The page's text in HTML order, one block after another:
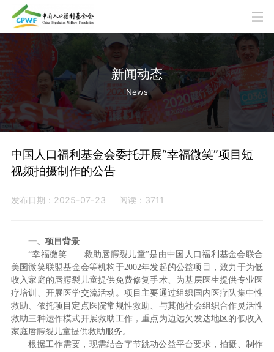
新闻动态
News
中国人口福利基金会委托开展“幸福微笑”项目短
视频拍摄制作的公告
发布日期：2025-07-23 阅读：3711
一、项目背景
“幸福微笑——救助唇腭裂儿童”是由中国人口福利基金会联合
美国微笑联盟基金会等机构于2002年发起的公益项目，致力于为低
收入家庭的唇腭裂儿童提供免费修复手术、为基层医生提供专业医
疗培训、开展医学交流活动。项目主要通过组织国内医疗队集中性
救助、依托项目定点医院常规性救助、与其他社会组织合作灵活性
救助三种运作模式开展救助工作，重点为边远欠发达地区的低收入
家庭唇腭裂儿童提供救助服务。
根据工作需要，现需结合字节跳动公益平台要求，拍摄、制作